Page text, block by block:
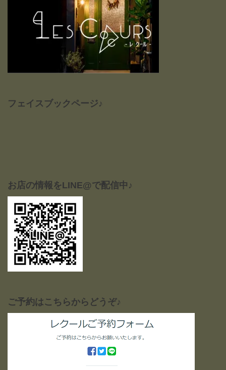
フェイスブックページ♪
お店の情報をLINE@で配信中♪
ご予約はこちらからどうぞ♪